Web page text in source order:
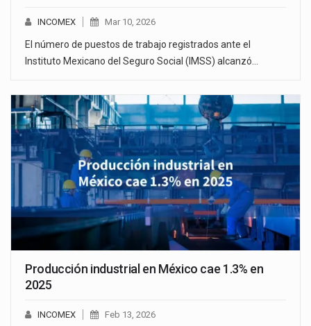
INCOMEX Mar 10, 2026
El número de puestos de trabajo registrados ante el
Instituto Mexicano del Seguro Social (IMSS) alcanzó…
Producción industrial en México cae 1.3% en
2025
INCOMEX Feb 13, 2026